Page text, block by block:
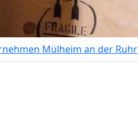
Mülheim an der Ruhr